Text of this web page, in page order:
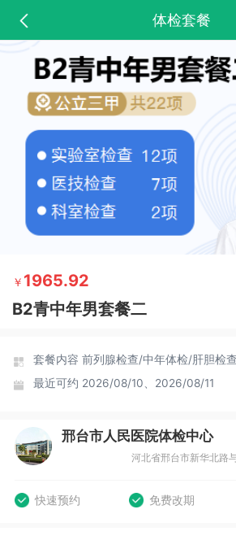
体检套餐
￥ 1965.92
B2青中年男套餐二
套餐内容 前列腺检查/中年体检/肝胆检
最近可约 2026/08/10、2026/08/11
邢台市人民医院体检中心
快速预约 免费改期